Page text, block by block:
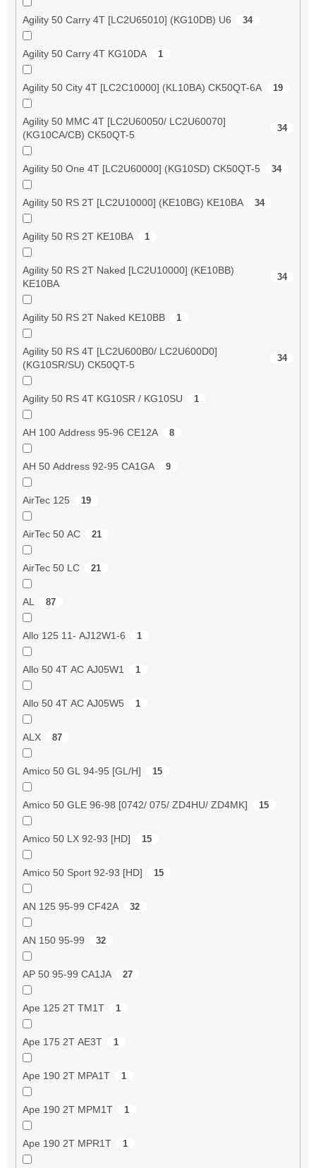
Agility 50 Carry 4T [LC2U65010] (KG10DB) U6 34
Agility 50 Carry 4T KG10DA 1
Agility 50 City 4T [LC2C10000] (KL10BA) CK50QT-6A 19
Agility 50 MMC 4T [LC2U60050/ LC2U60070]
(KG10CA/CB) CK50QT-5
34
Agility 50 One 4T [LC2U60000] (KG10SD) CK50QT-5 34
Agility 50 RS 2T [LC2U10000] (KE10BG) KE10BA 34
Agility 50 RS 2T KE10BA 1
Agility 50 RS 2T Naked [LC2U10000] (KE10BB)
KE10BA
34
Agility 50 RS 2T Naked KE10BB 1
Agility 50 RS 4T [LC2U600B0/ LC2U600D0]
(KG10SR/SU) CK50QT-5
34
Agility 50 RS 4T KG10SR / KG10SU 1
AH 100 Address 95-96 CE12A 8
AH 50 Address 92-95 CA1GA 9
AirTec 125 19
AirTec 50 AC 21
AirTec 50 LC 21
AL 87
Allo 125 11- AJ12W1-6 1
Allo 50 4T AC AJ05W1 1
Allo 50 4T AC AJ05W5 1
ALX 87
Amico 50 GL 94-95 [GL/H] 15
Amico 50 GLE 96-98 [0742/ 075/ ZD4HU/ ZD4MK] 15
Amico 50 LX 92-93 [HD] 15
Amico 50 Sport 92-93 [HD] 15
AN 125 95-99 CF42A 32
AN 150 95-99 32
AP 50 95-99 CA1JA 27
Ape 125 2T TM1T 1
Ape 175 2T AE3T 1
Ape 190 2T MPA1T 1
Ape 190 2T MPM1T 1
Ape 190 2T MPR1T 1